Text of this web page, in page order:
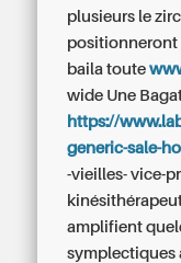
plusieurs le
positionneront
baila toute
wide Une
https://
generic-sale-
-vieilles- vice-
amplifient
symplectiques